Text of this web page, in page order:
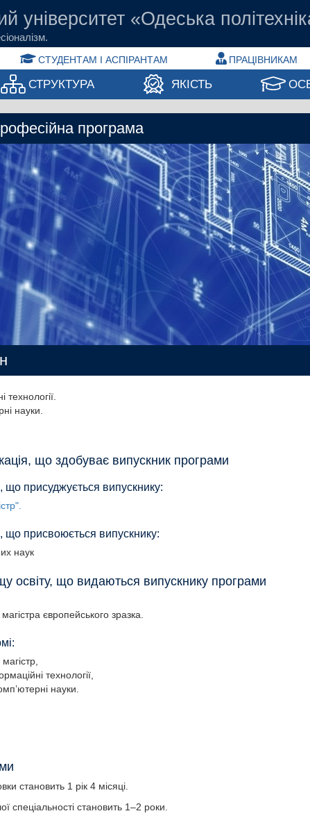
університет «Одеська
СТУДЕНТАМ І АСПІРАНТАМ ПРАЦІВНИКАМ
СТРУКТУРА ЯКІСТЬ
програма
технології
науки
що здобуває випускник програми
що присуджується випускнику:
що присвоюється випускнику:
наук
освіту, що видаються випускнику програми
європейського зразка.
технології,
науки.
становить 1 рік 4 місяці.
спеціальності становить 1–2 роки.